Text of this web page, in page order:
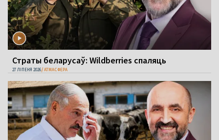
Страты беларусаў: Wildberries спаляць
27 ЛІПЕНЯ 2026 АТМАСФЕРА